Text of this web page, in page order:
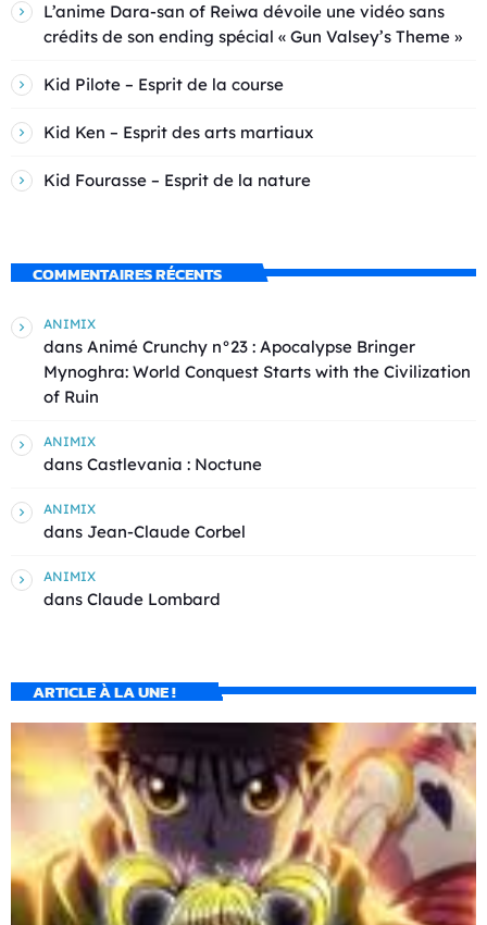
L’anime Dara-san of Reiwa dévoile une vidéo sans
crédits de son ending spécial « Gun Valsey’s Theme »
Kid Pilote – Esprit de la course
Kid Ken – Esprit des arts martiaux
Kid Fourasse – Esprit de la nature
COMMENTAIRES RÉCENTS
ANIMIX
dans Animé Crunchy n°23 : Apocalypse Bringer
Mynoghra: World Conquest Starts with the Civilization
of Ruin
ANIMIX
dans Castlevania : Noctune
ANIMIX
dans Jean-Claude Corbel
ANIMIX
dans Claude Lombard
ARTICLE À LA UNE !